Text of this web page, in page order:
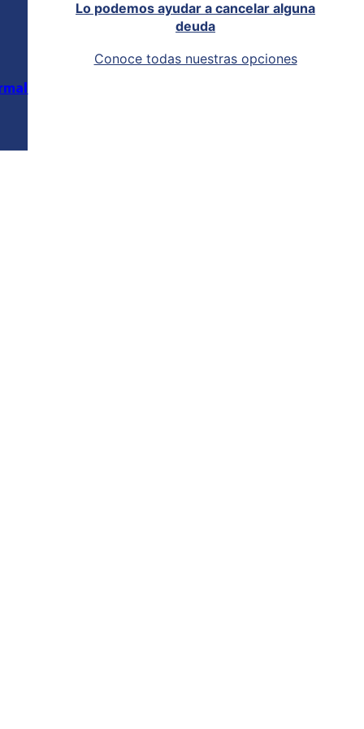
Lo podemos ayudar a cancelar alguna
deuda
Conoce todas nuestras opciones